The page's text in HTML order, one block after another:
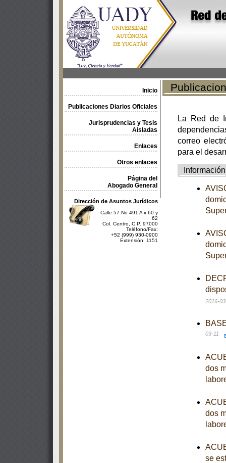
Inicio
Publicaciones Diarios Oficiales
Jurisprudencias y Tesis
Aisladas
Enlaces
Otros enlaces
Página del
Abogado General
Dirección de Asuntos Jurídicos
Calle 57 No 491 A x 60 y
62
Col. Centro, C.P. 97000
Teléfono/Fax:
+52 (999) 930-0900
Extensión: 1151
La Red de
correo
para el
Información
2016-
03-11
dos
dos
se